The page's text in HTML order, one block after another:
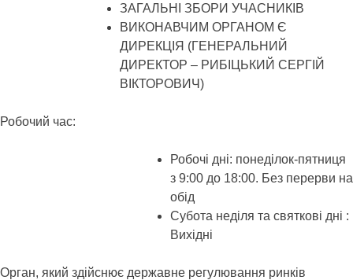
ЗАГАЛЬНІ ЗБОРИ УЧАСНИКІВ
ВИКОНАВЧИМ ОРГАНОМ Є
ДИРЕКЦІЯ (ГЕНЕРАЛЬНИЙ
ДИРЕКТОР – РИБІЦЬКИЙ СЕРГІЙ
ВІКТОРОВИЧ)
Робочий час:
Робочі дні: понеділок-пятниця
з 9:00 до 18:00. Без перерви на
обід
Субота неділя та святкові дні :
Вихідні
Орган, який здійснює державне регулювання ринків